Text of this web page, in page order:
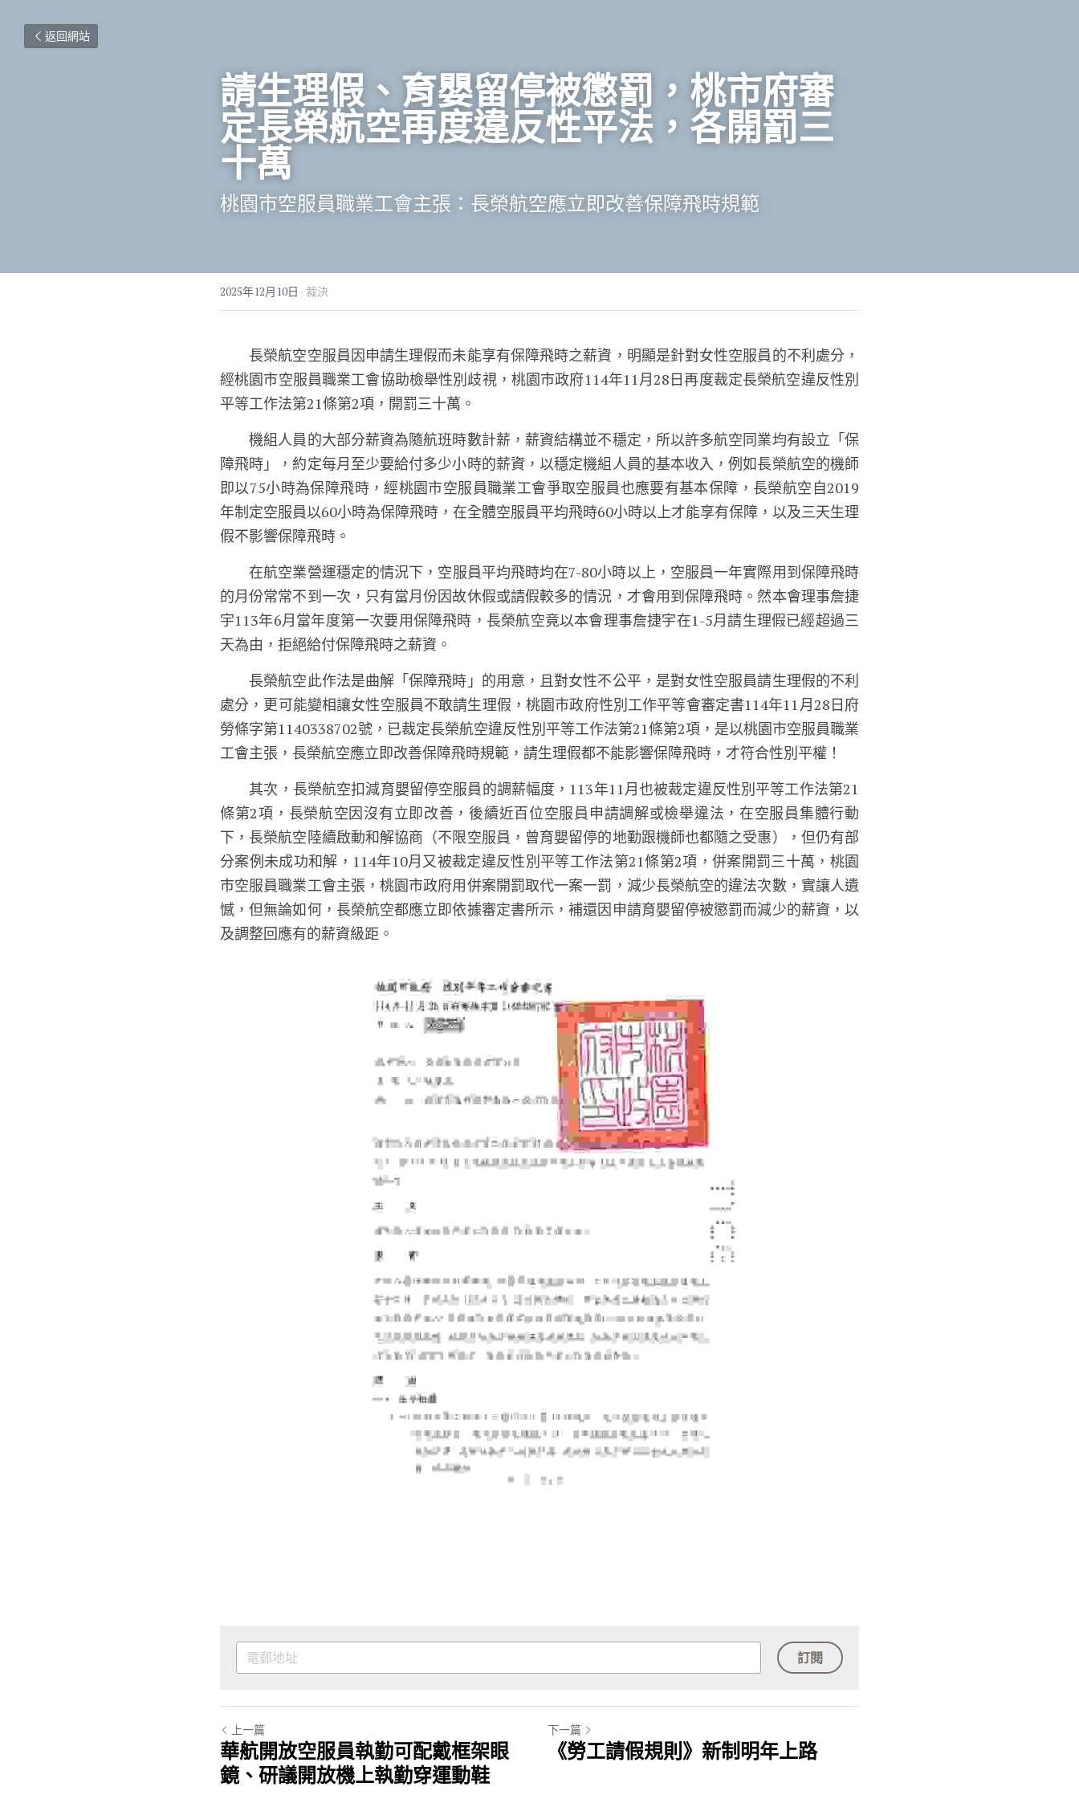
返回網站
請生理假、育嬰留停被懲罰，桃市府審
定長榮航空再度違反性平法，各開罰三
十萬
桃園市空服員職業工會主張：長榮航空應立即改善保障飛時規範
2025年12月10日 · 裁決
長榮航空空服員因申請生理假而未能享有保障飛時之薪資，明顯是針對女性空服員的不利處分，
經桃園市空服員職業工會協助檢舉性別歧視，桃園市政府114年11月28日再度裁定長榮航空違反性別
平等工作法第21條第2項，開罰三十萬。
機組人員的大部分薪資為隨航班時數計薪，薪資結構並不穩定，所以許多航空同業均有設立「保
障飛時」，約定每月至少要給付多少小時的薪資，以穩定機組人員的基本收入，例如長榮航空的機師
即以75小時為保障飛時，經桃園市空服員職業工會爭取空服員也應要有基本保障，長榮航空自2019
年制定空服員以60小時為保障飛時，在全體空服員平均飛時60小時以上才能享有保障，以及三天生理
假不影響保障飛時。
在航空業營運穩定的情況下，空服員平均飛時均在7-80小時以上，空服員一年實際用到保障飛時
的月份常常不到一次，只有當月份因故休假或請假較多的情況，才會用到保障飛時。然本會理事詹捷
宇113年6月當年度第一次要用保障飛時，長榮航空竟以本會理事詹捷宇在1-5月請生理假已經超過三
天為由，拒絕給付保障飛時之薪資。
長榮航空此作法是曲解「保障飛時」的用意，且對女性不公平，是對女性空服員請生理假的不利
處分，更可能變相讓女性空服員不敢請生理假，桃園市政府性別工作平等會審定書114年11月28日府
勞條字第1140338702號，已裁定長榮航空違反性別平等工作法第21條第2項，是以桃園市空服員職業
工會主張，長榮航空應立即改善保障飛時規範，請生理假都不能影響保障飛時，才符合性別平權！
其次，長榮航空扣減育嬰留停空服員的調薪幅度，113年11月也被裁定違反性別平等工作法第21
條第2項，長榮航空因沒有立即改善，後續近百位空服員申請調解或檢舉違法，在空服員集體行動
下，長榮航空陸續啟動和解協商（不限空服員，曾育嬰留停的地勤跟機師也都隨之受惠），但仍有部
分案例未成功和解，114年10月又被裁定違反性別平等工作法第21條第2項，併案開罰三十萬，桃園
市空服員職業工會主張，桃園市政府用併案開罰取代一案一罰，減少長榮航空的違法次數，實讓人遺
憾，但無論如何，長榮航空都應立即依據審定書所示，補還因申請育嬰留停被懲罰而減少的薪資，以
及調整回應有的薪資級距。
訂閱
上一篇
華航開放空服員執勤可配戴框架眼
鏡、研議開放機上執勤穿運動鞋
下一篇
《勞工請假規則》新制明年上路